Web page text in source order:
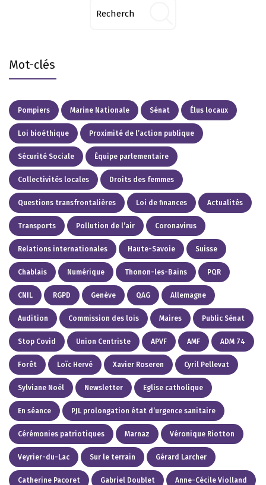
Mot-clés
Pompiers Marine Nationale Sénat Élus locaux
Loi bioéthique Proximité de l’action publique
Sécurité Sociale Équipe parlementaire
Collectivités locales Droits des femmes
Questions transfrontalières Loi de finances Actualités
Transports Pollution de l’air Coronavirus
Relations internationales Haute-Savoie Suisse
Chablais Numérique Thonon-les-Bains PQR
CNIL RGPD Genève QAG Allemagne
Audition Commission des lois Maires Public Sénat
Stop Covid Union Centriste APVF AMF ADM 74
Forêt Loïc Hervé Xavier Roseren Cyril Pellevat
Sylviane Noël Newsletter Eglise catholique
En séance PJL prolongation état d’urgence sanitaire
Cérémonies patriotiques Marnaz Véronique Riotton
Veyrier-du-Lac Sur le terrain Gérard Larcher
Catherine Pacoret Gabriel Doublet Anne-Cécile Violland